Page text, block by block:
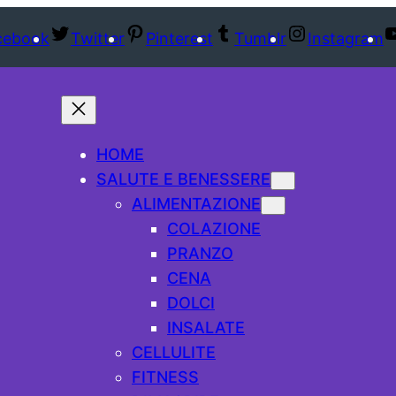
Twitter Pinterest Tumblr Instagram
HOME
SALUTE E BENESSERE
ALIMENTAZIONE
COLAZIONE
PRANZO
CENA
DOLCI
INSALATE
CELLULITE
FITNESS